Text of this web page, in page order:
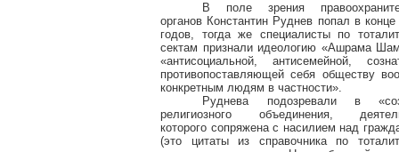
В поле зрения
органов Константин Руднев попал в конце
годов, тогда же специалисты по
сектам признали идеологию «Ашрама
«антисоциальной, антисемейной,
противопоставляющей себя обществу
конкретным людям в частности».
Руднева подозревали в
религиозного объединения,
которого сопряжена с насилием над
(это цитаты из справочника по